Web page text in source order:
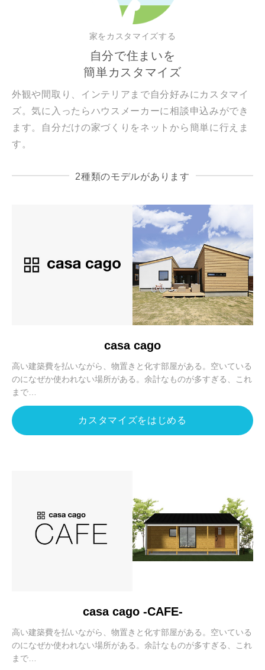
家をカスタマイズする
自分で住まいを
簡単カスタマイズ
外観や間取り、インテリアまで自分好みにカスタマイ
ズ。気に入ったらハウスメーカーに相談申込みができ
ます。自分だけの家づくりをネットから簡単に行えま
す。
2種類のモデルがあります
casa cago
高い建築費を払いながら、物置きと化す部屋がある。空いている
のになぜか使われない場所がある。余計なものが多すぎる、これ
まで…
カスタマイズをはじめる
casa cago -CAFE-
高い建築費を払いながら、物置きと化す部屋がある。空いている
のになぜか使われない場所がある。余計なものが多すぎる、これ
まで…